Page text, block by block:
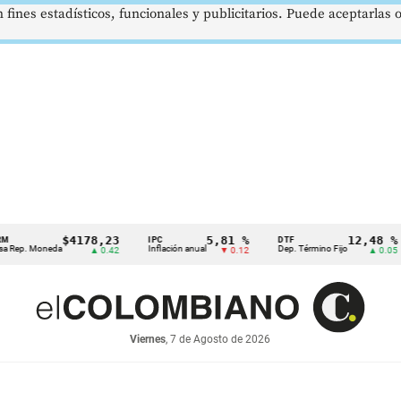
$4178,23
▲ 0.42
IPC
Inflación anual
5,81 %
▼ 0.12
DTF
Dep. Término Fijo
12,48 %
▲ 0.05
UVR
Viernes, 7 de Agosto de 2026
estadísticos, funcionales y publicitarios. Puede aceptarlas